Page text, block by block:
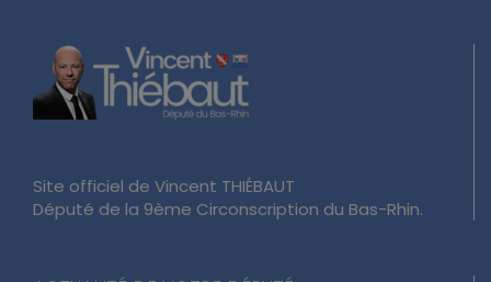
Site officiel de Vincent THIÉBAUT
Député de la 9ème Circonscription du Bas-Rhin.